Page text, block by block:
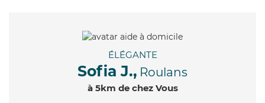
ÉLÉGANTE
Sofia J., Roulans
à 5km de chez Vous